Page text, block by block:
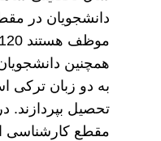
دانشجویان در
همچنین
به دو زبان ترکی
تحصیل بپردازند.
مقطع کارشناسی